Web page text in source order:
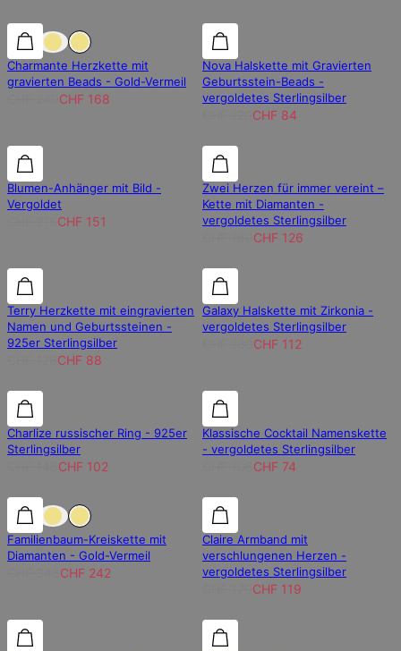
30% Rabatt 30% Rabatt
Charmante Herzkette mit
gravierten Beads - Gold-Vermeil
CHF 168
30% Rabatt
Nova Halskette mit Gravierten
Geburtsstein-Beads -
vergoldetes Sterlingsilber
CHF 84
30% Rabatt 30% Rabatt
Blumen-Anhänger mit Bild -
Vergoldet
CHF 151
30% Rabatt
Zwei Herzen für immer vereint –
Kette mit Diamanten -
vergoldetes Sterlingsilber
CHF 126
30% Rabatt 30% Rabatt
Terry Herzkette mit eingravierten
Namen und Geburtssteinen -
925er Sterlingsilber
CHF 88
30% Rabatt
Galaxy Halskette mit Zirkonia -
vergoldetes Sterlingsilber
CHF 112
30% Rabatt 30% Rabatt
Charlize russischer Ring - 925er
Sterlingsilber
CHF 102
30% Rabatt
Klassische Cocktail Namenskette
- vergoldetes Sterlingsilber
CHF 74
30% Rabatt 30% Rabatt
Familienbaum-Kreiskette mit
Diamanten - Gold-Vermeil
CHF 242
30% Rabatt
Claire Armband mit
verschlungenen Herzen -
vergoldetes Sterlingsilber
CHF 119
30% Rabatt 30% Rabatt
30% Rabatt